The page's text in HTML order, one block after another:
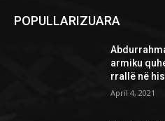
POPULLARIZUARA
armiku
rrallë në
April 4, 2021